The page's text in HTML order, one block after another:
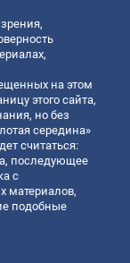
на этом
этого сайта,
но без
середина»
считаться:
последующее
с
материалов,
подобные